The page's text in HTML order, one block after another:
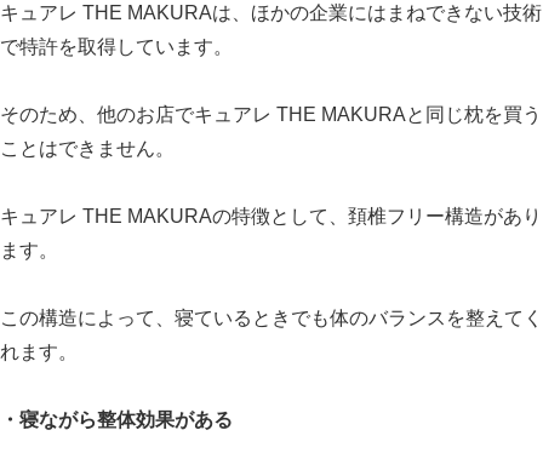
キュアレ THE MAKURAは、ほかの企業にはまねできない技術
で特許を取得しています。
そのため、他のお店でキュアレ THE MAKURAと同じ枕を買う
ことはできません。
キュアレ THE MAKURAの特徴として、頚椎フリー構造があり
ます。
この構造によって、寝ているときでも体のバランスを整えてく
れます。
・寝ながら整体効果がある